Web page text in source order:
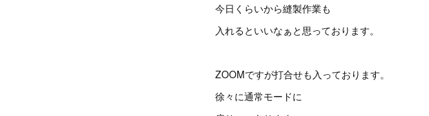
今日くらいから縫製作業も
入れるといいなぁと思っております。
ZOOMですが打合せも入っております。
徐々に通常モードに